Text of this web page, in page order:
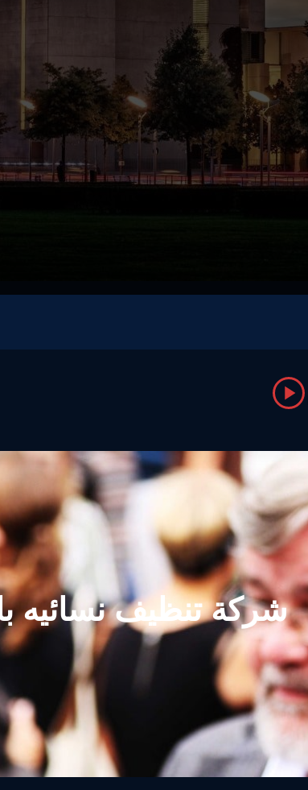
شركة تنظيف نسائيه